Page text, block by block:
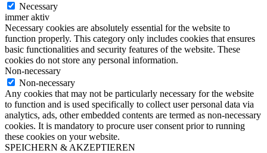
Necessary
immer aktiv
Necessary cookies are absolutely essential for the website to
function properly. This category only includes cookies that ensures
basic functionalities and security features of the website. These
cookies do not store any personal information.
Non-necessary
Non-necessary
Any cookies that may not be particularly necessary for the website
to function and is used specifically to collect user personal data via
analytics, ads, other embedded contents are termed as non-necessary
cookies. It is mandatory to procure user consent prior to running
these cookies on your website.
SPEICHERN & AKZEPTIEREN